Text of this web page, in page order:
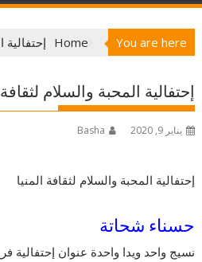
You are here
Home إحتفالية
إحتفالية المحبة والسلام لثقافة
يناير 9, 2020 Basha
إحتفالية المحبة والسلام لثقافة المنيا
حسناء شحاتة
نسيج واحد ويدا واحدة عنوان إحتفالية فرع